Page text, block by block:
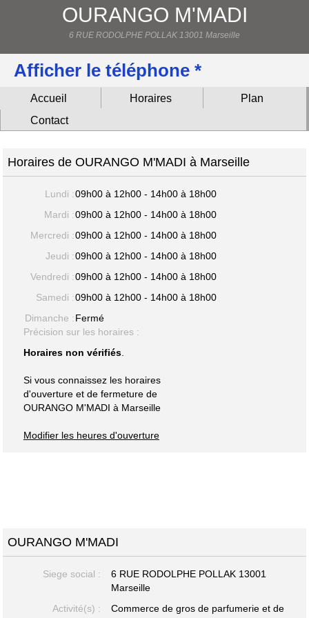
OURANGO M'MADI
6 RUE RODOLPHE POLLAK 13001 Marseille
Afficher le téléphone *
Accueil Horaires
Plan
Contact
Horaires de OURANGO M'MADI à Marseille
Lundi :09h00 à 12h00 - 14h00 à 18h00
Mardi :09h00 à 12h00 - 14h00 à 18h00
Mercredi :09h00 à 12h00 - 14h00 à 18h00
Jeudi :09h00 à 12h00 - 14h00 à 18h00
Vendredi :09h00 à 12h00 - 14h00 à 18h00
Samedi :09h00 à 12h00 - 14h00 à 18h00
Dimanche :Fermé
Précision sur les horaires :
Horaires non vérifiés.
Si vous connaissez les horaires
d'ouverture et de fermeture de
OURANGO M'MADI à Marseille
Modifier les heures d'ouverture
OURANGO M'MADI
Siege social :
6 RUE RODOLPHE POLLAK 13001
Marseille
Activité(s) :
Commerce de gros de parfumerie et de